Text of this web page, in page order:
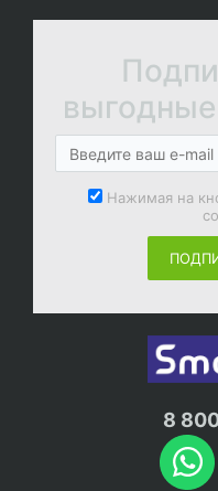
Нажимая на
8